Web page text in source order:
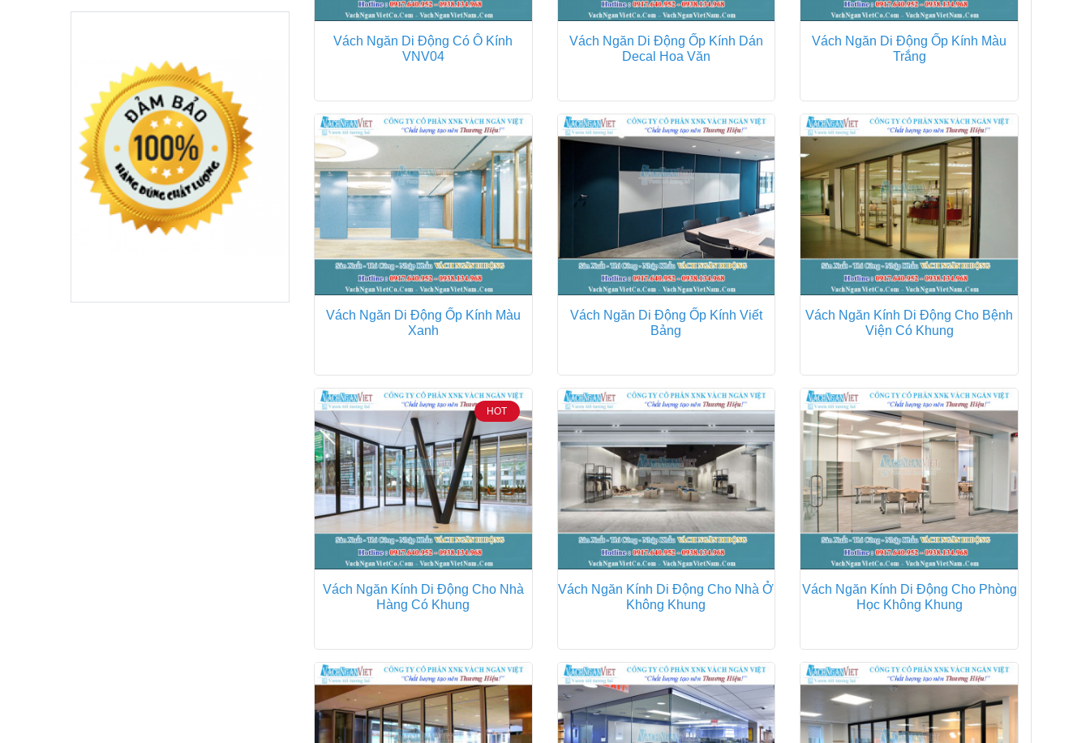
Vách Ngăn Di Động Có Ô Kính
VNV04
Vách Ngăn Di Động Ốp Kính Dán
Decal Hoa Văn
Vách Ngăn Di Động Ốp Kính Màu
Trắng
Vách Ngăn Di Động Ốp Kính Màu
Xanh
Vách Ngăn Di Động Ốp Kính Viết
Bảng
Vách Ngăn Kính Di Động Cho Bệnh
Viện Có Khung
HOT
Vách Ngăn Kính Di Động Cho Nhà
Hàng Có Khung
Vách Ngăn Kính Di Động Cho Nhà Ở
Không Khung
Vách Ngăn Kính Di Động Cho Phòng
Học Không Khung